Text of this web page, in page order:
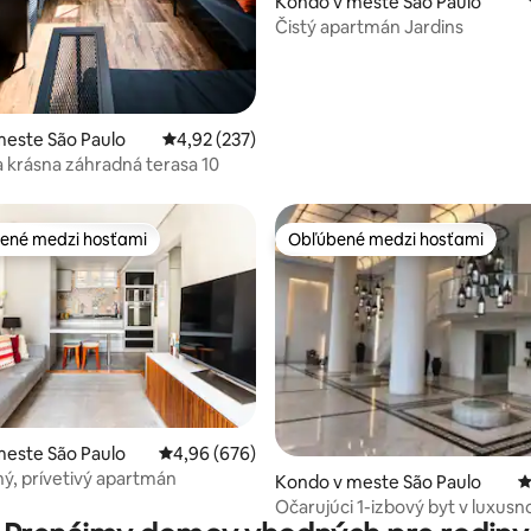
São Paulo Priemerné ohodnotenie 4,92 z 5, počet
4,92 (237)
krásna záhradná terasa 10
Čistý apartmán Jardins
z 5, počet hodnotení: 284
medzi hosťami
medzi hosťami
São Paulo Priemerné ohodnotenie 4,96 z 5, počet
4,96 (676)
prívetivý apartmán
Obľúbené medzi hosťami
Obľúbené medzi hosťami
Kondo v meste São Paulo
Očarujúci 1-izbový byt v